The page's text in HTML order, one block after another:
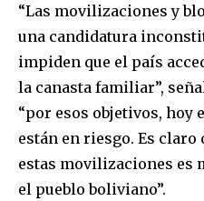
Join our
SUBSCRIBERS
“Las movilizaciones y
una candidatura
impiden que el país
la canasta familiar”,
“por esos objetivos, hoy
están en riesgo. Es claro
estas movilizaciones es
el pueblo boliviano”.